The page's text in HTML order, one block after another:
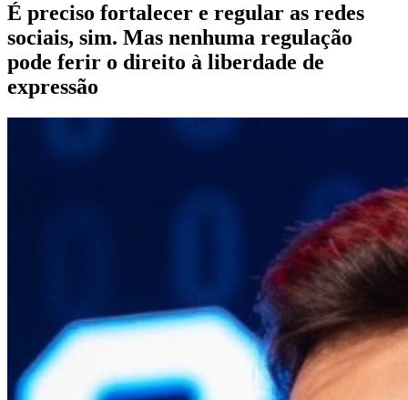
É preciso fortalecer e regular as redes
sociais, sim. Mas nenhuma regulação
pode ferir o direito à liberdade de
expressão